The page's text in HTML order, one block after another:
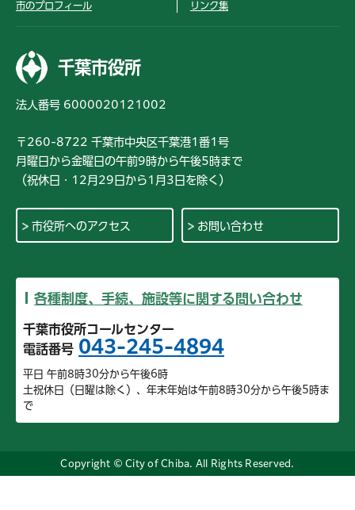
市のプロフィール リンク集
千葉市役所
法人番号 6000020121002
〒260-8722 千葉市中央区千葉港1番1号
月曜日から金曜日の午前9時から午後5時まで
（祝休日・12月29日から1月3日を除く）
市役所へのアクセス お問い合わせ
各種制度、手続、施設等に関する問い合わせ
千葉市役所コールセンター
電話番号 043-245-4894
平日 午前8時30分から午後6時
土祝休日（日曜は除く）、年末年始は午前8時30分から午後5時ま
で
Copyright © City of Chiba. All Rights Reserved.